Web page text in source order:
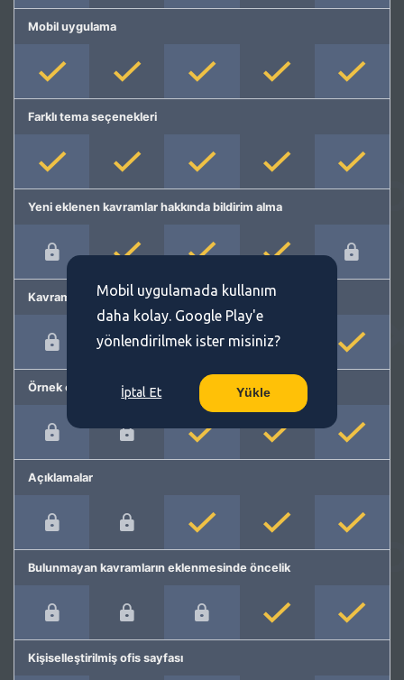
Mobil uygulama
Farklı tema seçenekleri
Yeni eklenen kavramlar hakkında bildirim alma
Kavram önerme
Örnek cümleler
Açıklamalar
Bulunmayan kavramların eklenmesinde öncelik
Kişiselleştirilmiş ofis sayfası
Mobil uygulamada kullanım
daha kolay. Google Play'e
yönlendirilmek ister misiniz?
İptal Et Yükle